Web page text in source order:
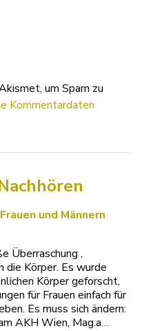
um Spam zu
Kommentardaten
und Männern
Überraschung ,
die Körper. Es wurde
Körper geforscht,
für Frauen einfach für
Es muss sich ändern:
AKH Wien, Mag.a…